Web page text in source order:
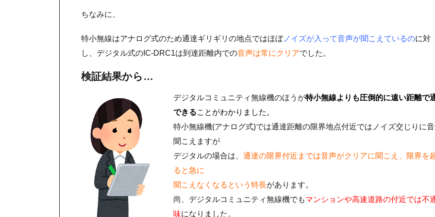
ちなみに、
特小無線はアナログ式のため通達ギリギリの地点ではほぼノイズが入って音声が聞こえているのに対
し、デジタル式のIC-DRC1は到達距離内での音声は常にクリアでした。
検証結果から…
デジタルコミュニティ無線機のほうが特小無線よりも圧倒的に遠い距離で
できることがわかりました。
特小無線機(アナログ式)では通達距離の限界地点付近ではノイズ交じりに
聞こえますが
デジタルの場合は、 通達の限界付近までは音声がクリアに聞こえ、限界を
ると急に
聞こえなくなるという特長があります。
尚、デジタルコミュニティ無線機でもマンションや高速道路の付近では不
味になりました。